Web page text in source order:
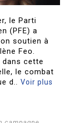
le Parti
(PFE) a
soutien à
Feo.
dans cette
le combat
d..Voir plus